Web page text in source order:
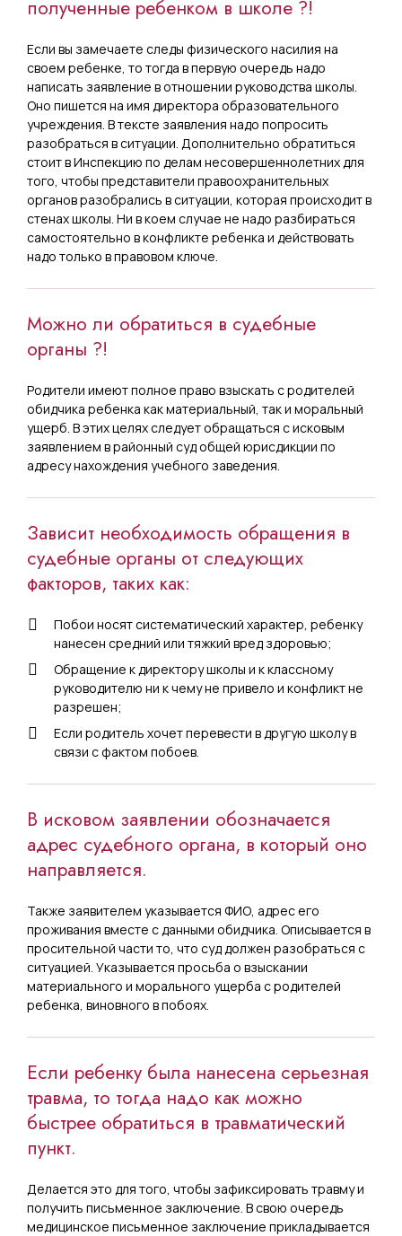
полученные ребенком в школе ?!
Если вы замечаете следы физического насилия на
своем ребенке, то тогда в первую очередь надо
написать заявление в отношении руководства школы.
Оно пишется на имя директора образовательного
учреждения. В тексте заявления надо попросить
разобраться в ситуации. Дополнительно обратиться
стоит в Инспекцию по делам несовершеннолетних для
того, чтобы представители правоохранительных
органов разобрались в ситуации, которая происходит в
стенах школы. Ни в коем случае не надо разбираться
самостоятельно в конфликте ребенка и действовать
надо только в правовом ключе.
Можно ли обратиться в судебные
органы ?!
Родители имеют полное право взыскать с родителей
обидчика ребенка как материальный, так и моральный
ущерб. В этих целях следует обращаться с исковым
заявлением в районный суд общей юрисдикции по
адресу нахождения учебного заведения.
Зависит необходимость обращения в
судебные органы от следующих
факторов, таких как:
Побои носят систематический характер, ребенку
нанесен средний или тяжкий вред здоровью;
Обращение к директору школы и к классному
руководителю ни к чему не привело и конфликт не
разрешен;
Если родитель хочет перевести в другую школу в
связи с фактом побоев.
В исковом заявлении обозначается
адрес судебного органа, в который оно
направляется.
Также заявителем указывается ФИО, адрес его
проживания вместе с данными обидчика. Описывается в
просительной части то, что суд должен разобраться с
ситуацией. Указывается просьба о взыскании
материального и морального ущерба с родителей
ребенка, виновного в побоях.
Если ребенку была нанесена серьезная
травма, то тогда надо как можно
быстрее обратиться в травматический
пункт.
Делается это для того, чтобы зафиксировать травму и
получить письменное заключение. В свою очередь
медицинское письменное заключение прикладывается